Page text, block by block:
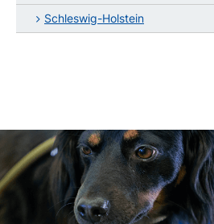
Schleswig-Holstein